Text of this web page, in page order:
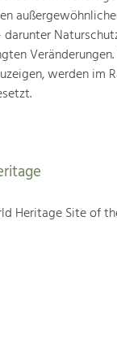
werden im
Heritage Site of